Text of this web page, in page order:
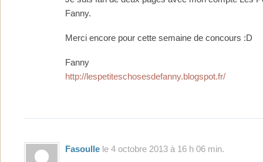
Fanny.
Merci encore pour cette semaine de concours :D
Fanny
http://lespetiteschosesdefanny.blogspot.fr/
Fasoulle le 4 octobre 2013 à 16 h 06 min.